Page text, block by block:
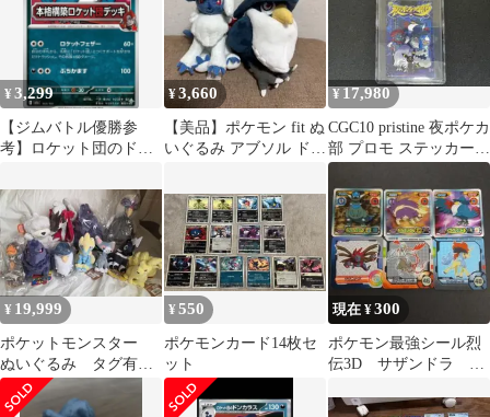
¥3,299
​【ジムバトル優勝参
考】ロケット団のドン
¥3,660
【美品】ポケモン fit ぬ
いぐるみ アブソル ドン
¥17,980
CGC10 pristine 夜ポケカ
部 プロモ ステッカー
PSA10以上
¥ 19,999
ポケットモンスター
ぬいぐるみ タグ有り
(ルガルガンのみ無し
) 11体
¥550
ポケモンカード14枚セ
ット
現在 ¥300
ポケモン最強シール烈
伝3D サザンドラ ホ
ディオ